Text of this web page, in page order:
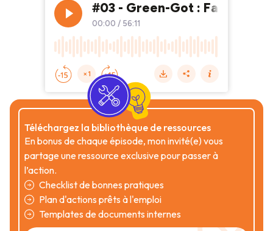
Téléchargez la bibliothèque de ressources
En bonus de chaque épisode, mon invité(e) vous
partage une ressource exclusive pour passer à
l’action.
Checklist de bonnes pratiques
Plan d'actions prêts à l'emploi
Templates de documents internes